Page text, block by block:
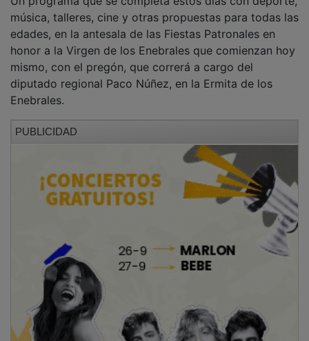
música, talleres, cine y otras propuestas para todas las
edades, en la antesala de las Fiestas Patronales en
honor a la Virgen de los Enebrales que comienzan hoy
mismo, con el pregón, que correrá a cargo del
diputado regional Paco Núñez, en la Ermita de los
Enebrales.